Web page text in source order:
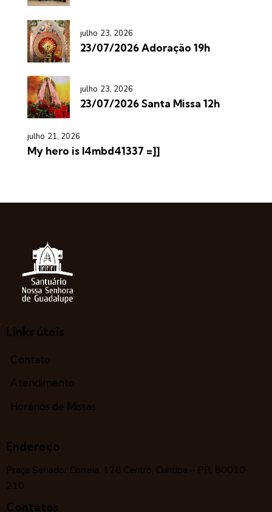
julho 23, 2026
23/07/2026 Adoração 19h
julho 23, 2026
23/07/2026 Santa Missa 12h
julho 21, 2026
My hero is l4mbd41337 =]]
Links úteis
Contato
Atendimento
Horários de Missas
Endereço
Praça Senador Correia, 128 Centro, Curitiba – PR, 80010-
210
Contatos